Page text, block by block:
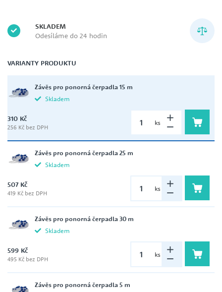
SKLADEM
Odesíláme do 24 hodin
VARIANTY PRODUKTU
Závěs pro ponorná čerpadla 15 m
Skladem
310 Kč
256 Kč bez DPH
ks
Závěs pro ponorná čerpadla 25 m
Skladem
507 Kč
419 Kč bez DPH
ks
Závěs pro ponorná čerpadla 30 m
Skladem
599 Kč
495 Kč bez DPH
ks
Závěs pro ponorná čerpadla 5 m